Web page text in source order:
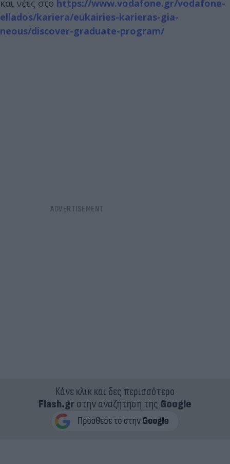
και νέες στο https://www.vodafone.gr/vodafone-
ellados/kariera/eukairies-karieras-gia-
neous/discover-graduate-program/
Κάνε κλικ και δες περισσότερο
Flash.grστην αναζήτηση της Google